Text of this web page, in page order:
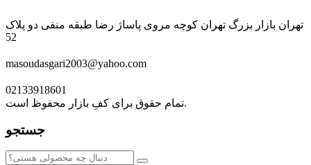
تهران بازار بزرگ تهران کوچه مروی پاساژ رضا طبقه منفی دو پلاک
52
masoudasgari2003@yahoo.com
02133918601
تمام حقوق برای کفِ بازار محفوظ است.
جستجو